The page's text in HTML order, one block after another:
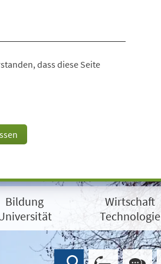
dass diese Seite
Bildung
Wirtschaft
Technologie